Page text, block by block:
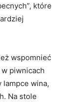
które
wspomnieć
piwnicach
lampce wina,
Na stole